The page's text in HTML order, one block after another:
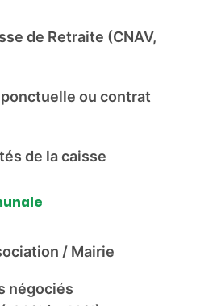
de Retraite (CNAV,
ou contrat
de la caisse
/ Mairie
négociés